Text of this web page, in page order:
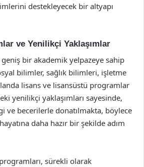
destekleyecek bir altyapı
ve Yenilikçi Yaklaşımlar
bir akademik yelpazeye sahip
bilimler, sağlık bilimleri, işletme
lisans ve lisansüstü programlar
yenilikçi yaklaşımları sayesinde,
ve becerilerle donatılmakta, böylece
daha hazır bir şekilde adım
sürekli olarak